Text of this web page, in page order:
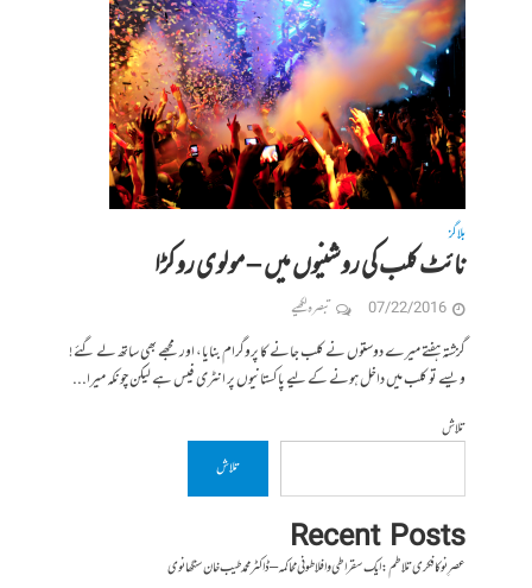
بلاگز
نائٹ کلب کی روشنیوں میں – مولوی روکڑا
07/22/2016 تبصرہ لکھیے
گزشتہ ہفتے میرے دوستوں نے کلب جانے کا پروگرام بنایا، اور مجھے بھی ساتھ لے گئے !
ویسے تو کلب میں داخل ہونے کے لیے پاکستانیوں پر انٹری فیس ہے لیکن چونکہ میرا...
تلاش
تلاش
Recent Posts
عصرِ نو کا فکری تلاطم: ایک سقراطی و افلاطونی محاکمہ – ڈاکٹر محمد طیب خان سنگھانوی